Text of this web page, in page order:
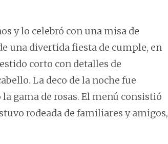
y lo celebró con una misa de
una divertida fiesta de cumple, en
corto con detalles de
La deco de la noche fue
gama de rosas. El menú consistió
rodeada de familiares y amigos,